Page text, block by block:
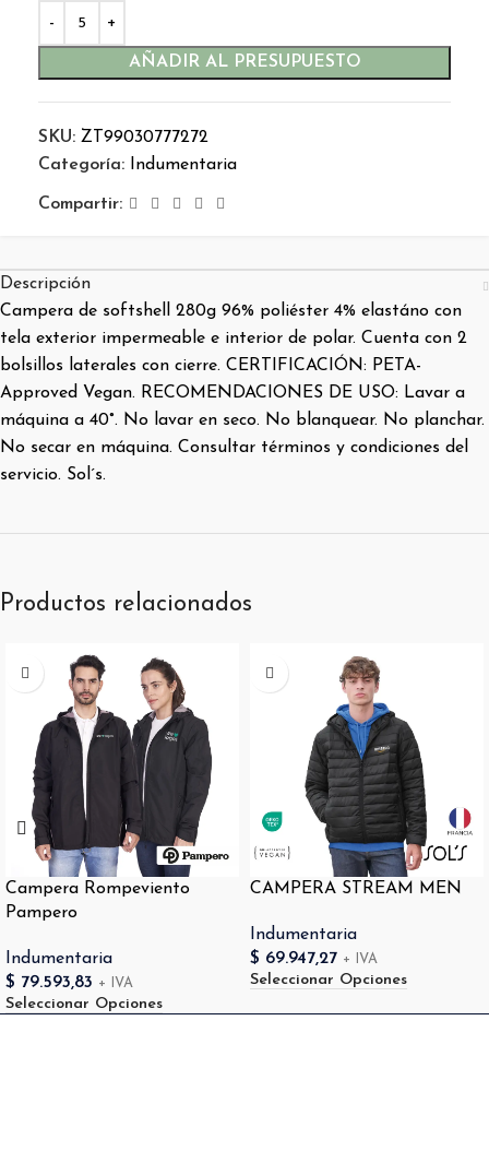
AÑADIR AL PRESUPUESTO
SKU: ZT99030777272
Categoría: Indumentaria
Compartir:
Descripción
Campera de softshell 280g 96% poliéster 4% elastáno con
tela exterior impermeable e interior de polar. Cuenta con 2
bolsillos laterales con cierre. CERTIFICACIÓN: PETA-
Approved Vegan. RECOMENDACIONES DE USO: Lavar a
máquina a 40°. No lavar en seco. No blanquear. No planchar.
No secar en máquina. Consultar términos y condiciones del
servicio. Sol´s.
Productos relacionados
Campera Rompeviento
Pampero
Indumentaria
$ 79.593,83 + IVA
Seleccionar Opciones
CAMPERA STREAM MEN
Indumentaria
$ 69.947,27 + IVA
Seleccionar Opciones